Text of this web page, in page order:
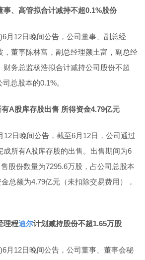
事、高管拟合计减持不超0.1%股份
月12日晚间公告，公司董事、副总经
，董事陈林富，副总经理颜土富，副总经
财务总监杨浩拟合计减持公司股份不超
总股本的0.1%。
有A股库存股出售 所得资金4.79亿元
12日晚间公告，截至6月12日，公司通过
成所有A股库存股的出售。出售期间为6
股份数量为7295.6万股，占公司总股本
总额为4.79亿元（未扣除交易费用），
理程迪尔计划减持股份不超1.65万股
月12日晚间公告，公司董事、董事会秘